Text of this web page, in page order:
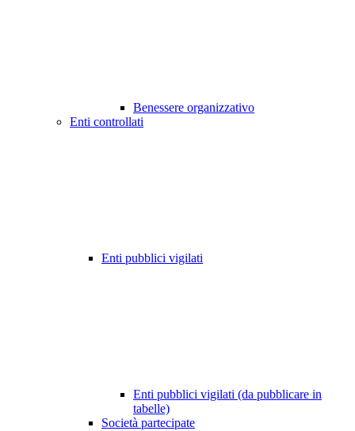
Benessere organizzativo
Enti controllati
Enti pubblici vigilati
Enti pubblici vigilati (da pubblicare in
tabelle)
Società partecipate